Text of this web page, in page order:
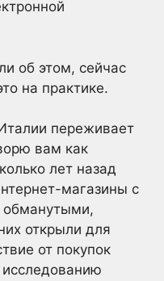
об этом, сейчас
на практике.
переживает
вам как
лет назад
магазины с
обманутыми,
открыли для
от покупок